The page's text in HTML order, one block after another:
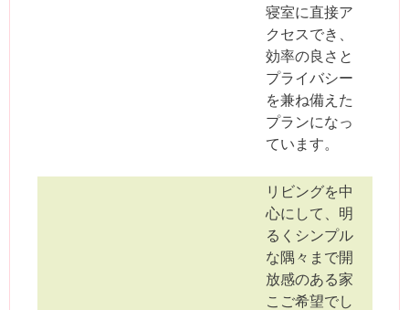
寝室に直接ア
クセスでき、
効率の良さと
プライバシー
を兼ね備えた
プランになっ
ています。
リビングを中
心にして、明
るくシンプル
な隅々まで開
放感のある家
こご希望でし